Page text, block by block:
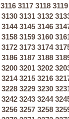
3116 3117 3118 3119
3130 3131 3132
3144 3145 3146
3158 3159 3160
3172 3173 3174
3186 3187 3188
3200 3201 3202
3214 3215 3216
3228 3229 3230
3242 3243 3244
3256 3257 3258